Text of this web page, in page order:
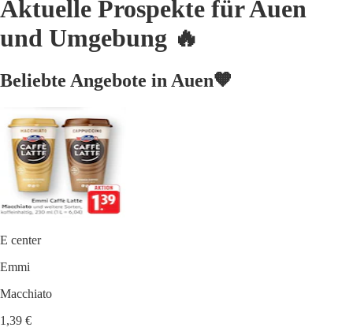
Aktuelle Prospekte für Auen
und Umgebung 🔥
Beliebte Angebote in Auen🧡
E center
Emmi
Macchiato
1,39 €